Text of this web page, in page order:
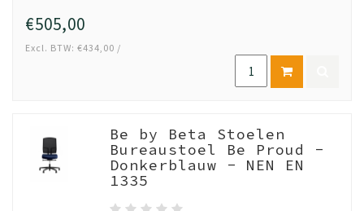
€505,00
Excl. BTW: €434,00 /
Be by Beta Stoelen
Bureaustoel Be Proud -
Donkerblauw - NEN EN
1335